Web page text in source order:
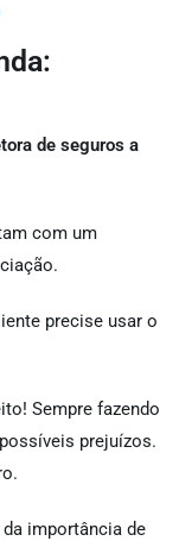
de seguros a
com um
precise usar o
Sempre fazendo
prejuízos.
importância de